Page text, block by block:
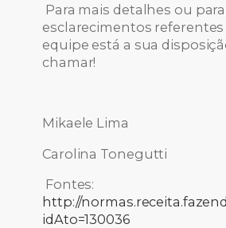
Para mais detalhes ou para
esclarecimentos referentes
equipe está a sua
chamar!
Mikaele Lima
Carolina Tonegutti
Fontes:
http://
idAto=130036